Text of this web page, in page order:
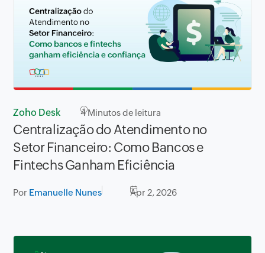
Zoho Desk 4Minutos de leitura
Centralização do Atendimento no
Setor Financeiro: Como Bancos e
Fintechs Ganham Eficiência
Por Emanuelle Nunes Apr 2, 2026